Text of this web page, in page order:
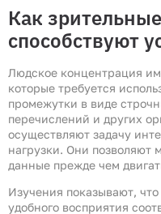
Как
способствуют
Людское концентрация
которые требуется
промежутки в виде
перечислений и других
осуществляют задачу
нагрузки. Они позволяют
данные прежде чем
Изучения показывают,
удобного восприятия